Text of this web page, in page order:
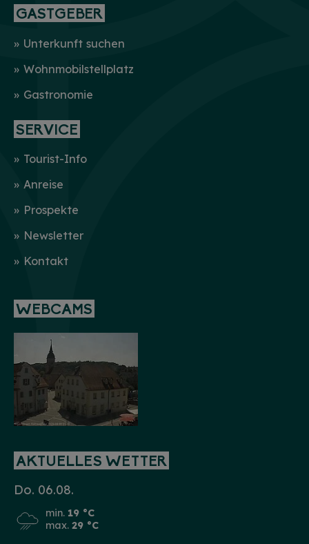
GASTGEBER
Unterkunft suchen
Wohnmobilstellplatz
Gastronomie
SERVICE
Tourist-Info
Anreise
Prospekte
Newsletter
Kontakt
WEBCAMS
AKTUELLES WETTER
Do. 06.08.
min. 19 °C
max. 29 °C